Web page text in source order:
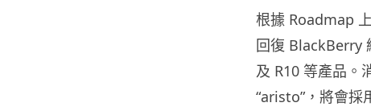
根據 Roadmap
回復 BlackBerry
及 R10 等產品。
“aristo”，將會採